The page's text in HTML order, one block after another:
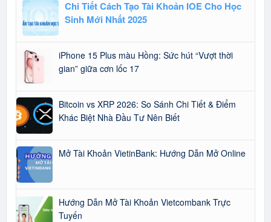
Chi Tiết Cách Tạo Tài Khoản IOE Cho Học
Sinh Mới Nhất 2025
iPhone 15 Plus màu Hồng: Sức hút “Vượt thời
gian” giữa cơn lốc 17
Bitcoin vs XRP 2026: So Sánh Chi Tiết & Điểm
Khác Biệt Nhà Đầu Tư Nên Biết
Mở Tài Khoản VietinBank: Hướng Dẫn Mở Online
Hướng Dẫn Mở Tài Khoản Vietcombank Trực
Tuyến